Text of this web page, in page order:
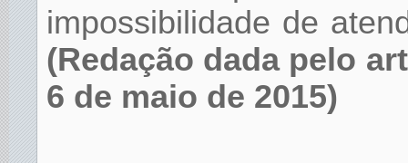
impossibilidade de
(Redação dada pelo
6 de maio de 2015)